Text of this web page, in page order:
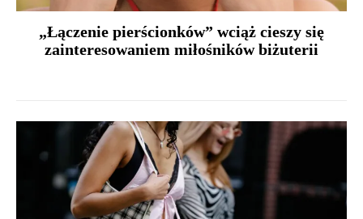
„Łączenie pierścionków” wciąż cieszy się
zainteresowaniem miłośników biżuterii